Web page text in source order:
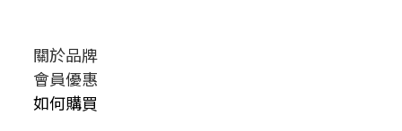
關於品牌
會員優惠
如何購買